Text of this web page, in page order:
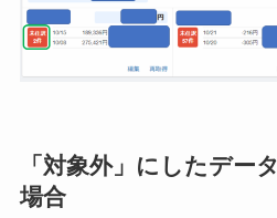
「対象外」にしたデー
場合